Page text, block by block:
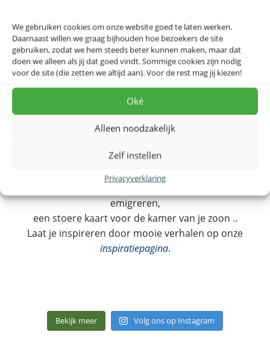
We gebruiken cookies om onze website goed te laten werken.
Daarnaast willen we graag bijhouden hoe bezoekers de site
gebruiken, zodat we hem steeds beter kunnen maken, maar dat
doen we alleen als jij dat goed vindt. Sommige cookies zijn nodig
voor de site (die zetten we altijd aan). Voor de rest mag jij kiezen!
Oké
Alleen noodzakelijk
Zelf instellen
Privacyverklaring
ophangogen bevestigd, zodat u de lijst zowel
horizontaal als verticaal kunt gebruiken. De breedte
van de lijsten is 30 mm, de diepte 15 mm.
Meer informatie
Jouw herinnering
emigreren,
een stoere kaart voor de kamer van je zoon ..
Laat je inspireren door mooie verhalen op onze
inspiratiepagina.
Bekijk meer Volg ons op Instagram